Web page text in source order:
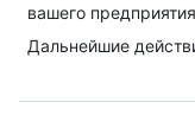
вашего предприятия
Дальнейшие